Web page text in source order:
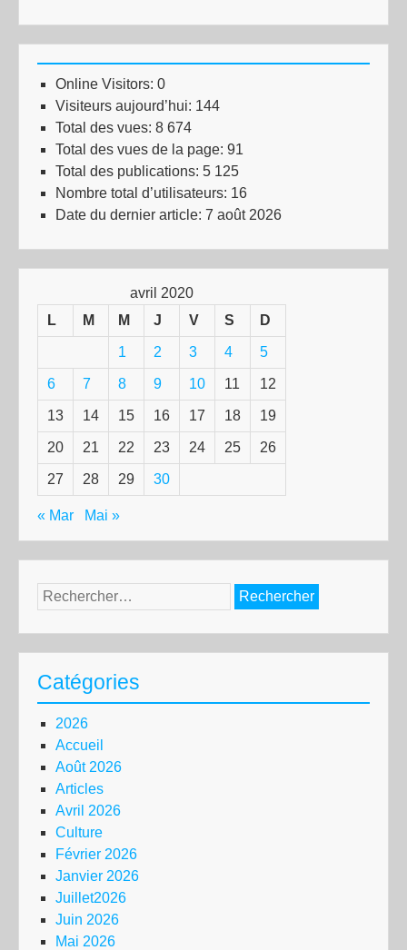
Online Visitors: 0
Visiteurs aujourd’hui: 144
Total des vues: 8 674
Total des vues de la page: 91
Total des publications: 5 125
Nombre total d’utilisateurs: 16
Date du dernier article: 7 août 2026
avril 2020
L
M M J V S D
1 2 3 4 5
6 7 8 9 10 11 12
13 14 15 16 17 18 19
20 21 22 23 24 25 26
27 28 29 30
« Mar Mai »
Rechercher :
Catégories
2026
Accueil
Août 2026
Articles
Avril 2026
Culture
Février 2026
Janvier 2026
Juillet2026
Juin 2026
Mai 2026